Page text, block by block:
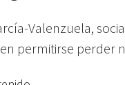
Valenzuela,
permitirse perder